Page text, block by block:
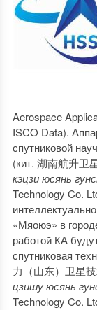
Aerospace
ISCO Data).
спутниковой
(кит. 湖南航升卫
кэцзи юсянь
Technology Co.
«Мяоюэ» в
работой КА
спутниковая
力（山东）卫星
цзишу юсянь
Technology Co.